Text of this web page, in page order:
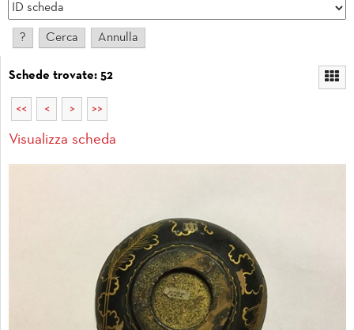
Schede trovate: 52
<< < > >>
Visualizza scheda